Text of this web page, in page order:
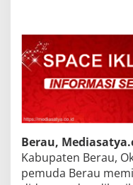
Berau,
Kabupaten Berau,
pemuda Berau